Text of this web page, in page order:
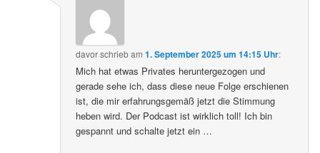
davorschriebam1. September 2025 um 14:15 Uhr:
Mich hat etwas Privates heruntergezogen und
gerade sehe ich, dass diese neue Folge erschienen
ist, die mir erfahrungsgemäß jetzt die Stimmung
heben wird. Der Podcast ist wirklich toll! Ich bin
gespannt und schalte jetzt ein …